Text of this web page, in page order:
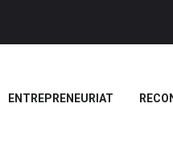
ENTREPRENEURIAT
Forces LMS